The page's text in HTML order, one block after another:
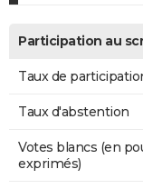
Participation au
Taux de
Taux d'abstention
Votes blancs (en
exprimés)